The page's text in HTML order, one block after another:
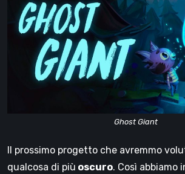
Ghost Giant
Il prossimo progetto che avremmo
qualcosa di più oscuro. Così abbiamo